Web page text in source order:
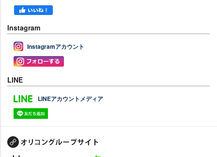
Instagram
Instagramアカウント
LINE
LINEアカウントメディア